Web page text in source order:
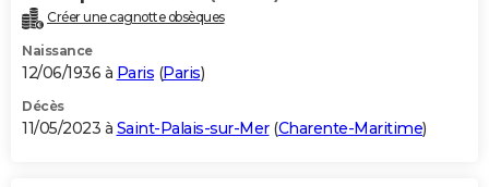
Créer une cagnotte obsèques
Naissance
12/06/1936 à Paris (Paris)
Décès
11/05/2023 à Saint-Palais-sur-Mer(Charente-Maritime)